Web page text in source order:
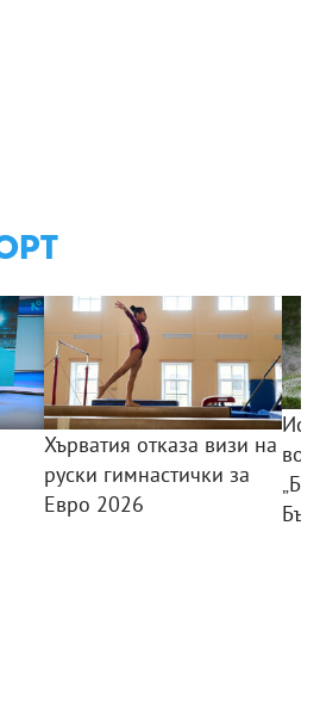
Хърватия отказа визи на
руски гимнастички за
Евро 2026